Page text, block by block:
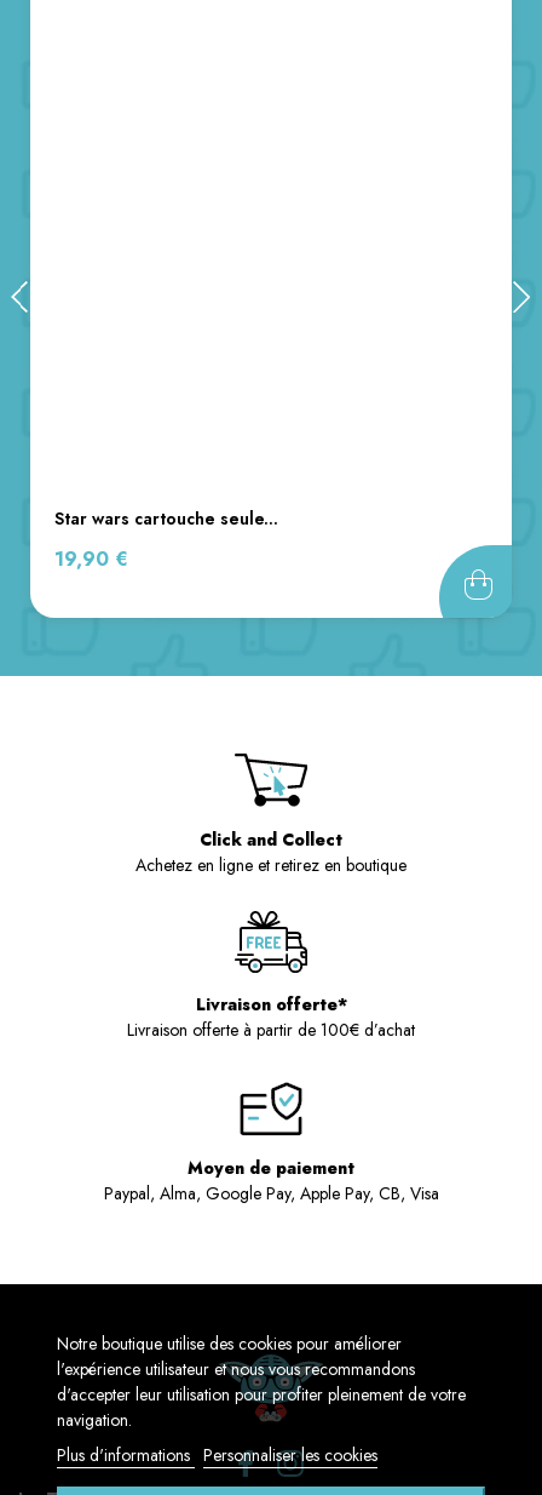
star wars cartouche seule...
Prix
19,90 €
Click and Collect
Achetez en ligne et retirez en boutique
Livraison offerte*
Livraison offerte à partir de 100€ d’achat
Moyen de paiement
Paypal, Alma, Google Pay, Apple Pay, CB, Visa
Notre boutique utilise des cookies pour améliorer
l'expérience utilisateur et nous vous recommandons
d'accepter leur utilisation pour profiter pleinement de votre
navigation.
Plus d'informations Personnaliser les cookies